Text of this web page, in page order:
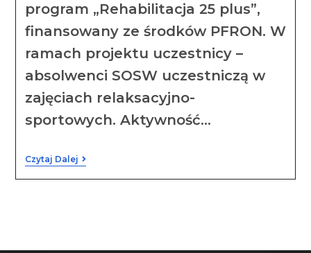
program „Rehabilitacja 25 plus”,
finansowany ze środków PFRON. W
ramach projektu uczestnicy –
absolwenci SOSW uczestniczą w
zajęciach relaksacyjno-
sportowych. Aktywność…
Czytaj Dalej